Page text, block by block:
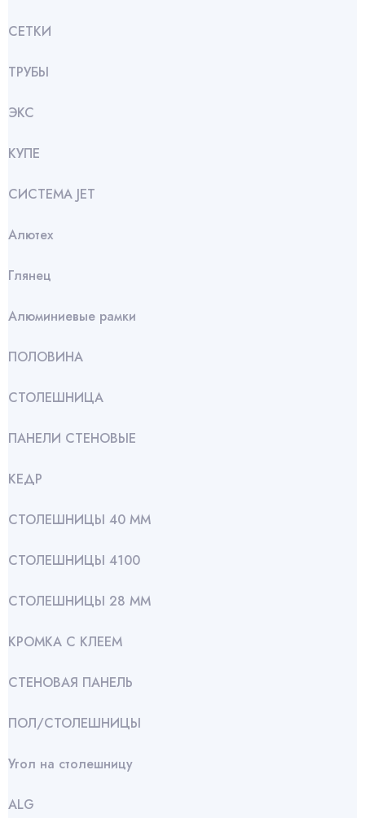
СЕТКИ
ТРУБЫ
ЭКС
КУПЕ
СИСТЕМА JET
Алютех
Глянец
Алюминиевые рамки
ПОЛОВИНА
СТОЛЕШНИЦА
ПАНЕЛИ СТЕНОВЫЕ
КЕДР
СТОЛЕШНИЦЫ 40 ММ
СТОЛЕШНИЦЫ 4100
СТОЛЕШНИЦЫ 28 ММ
КРОМКА С КЛЕЕМ
СТЕНОВАЯ ПАНЕЛЬ
ПОЛ/СТОЛЕШНИЦЫ
Угол на столешницу
АLG